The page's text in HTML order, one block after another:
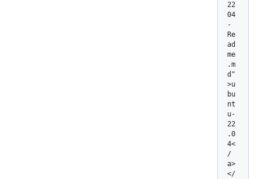
22
04
-
Re
ad
me
.m
d"
>u
bu
nt
u-
22
.0
4<
/
a>
</